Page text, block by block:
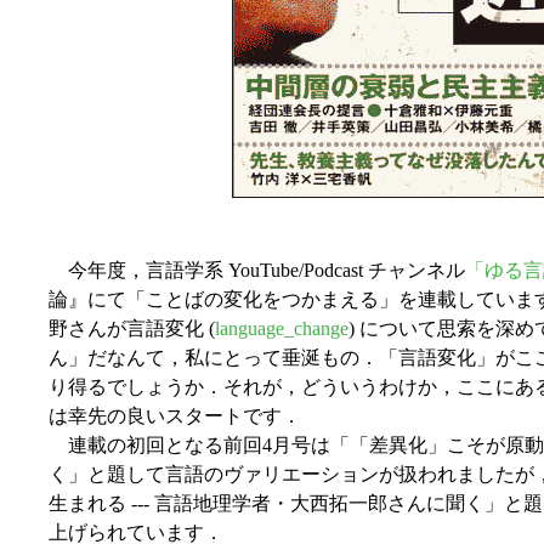
今年度，言語学系 YouTube/Podcast チャンネル 「ゆる
論』にて「ことばの変化をつかまえる」を連載してい
野さんが言語変化 (language_change) について思索を深め
ん」だなんて，私にとって垂涎もの．「言語変化」が
り得るでしょうか．それが，どういうわけか，ここに
は幸先の良いスタートです．
連載の初回となる前回4月号は「「差異化」こそが原
く」と題して言語のヴァリエーションが扱われました
生まれる --- 言語地理学者・大西拓一郎さんに聞く」と
上げられています．